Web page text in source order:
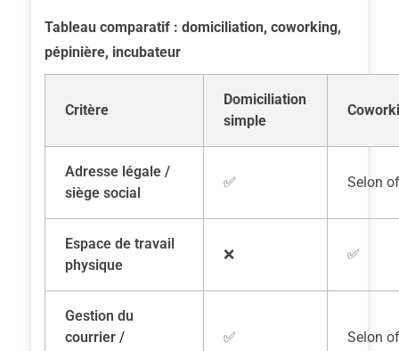
Tableau comparatif : domiciliation, coworking,
pépinière, incubateur
Critère
Domiciliation
simple
Adresse légale /
siège social
✅ Selon
Espace de travail
physique
❌ ✅
Gestion du
courrier /
✅ Selon